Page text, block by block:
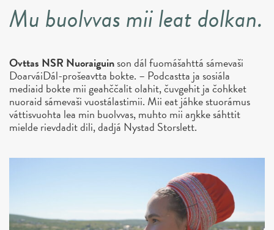
Mu buolvvas mii leat dolkan.
Ovttas NSR Nuoraiguinson dál fuomášahttá sámevaši
DoarváiDál-prošeavtta bokte. – Podcastta ja sosiála
mediaid bokte mii geahččalit olahit, čuvgehit ja čohkket
nuoraid sámevaši vuostálastimii. Mii eat jáhke stuorámus
váttisvuohta lea min buolvvas, muhto mii aŋkke sáhttit
mielde rievdadit dili, dadjá Nystad Storslett.